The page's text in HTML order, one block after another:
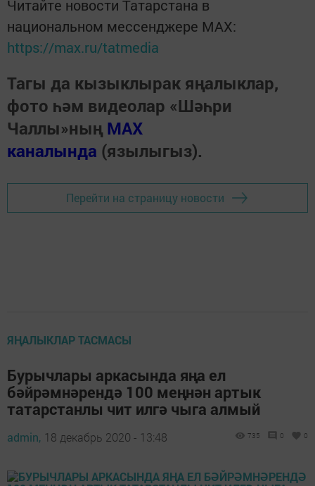
Читайте новости Татарстана в
национальном мессенджере MАХ:
https://max.ru/tatmedia
Тагы да кызыклырак яңалыклар,
фото һәм видеолар «Шәһри
Чаллы»ның MAX
каналында (язылыгыз).
Перейти на страницу новости
ЯҢАЛЫКЛАР ТАСМАСЫ
Бурычлары аркасында яңа ел
бәйрәмнәрендә 100 меңнән артык
татарстанлы чит илгә чыга алмый
admin, 18 декабрь 2020 - 13:48 735 0 0